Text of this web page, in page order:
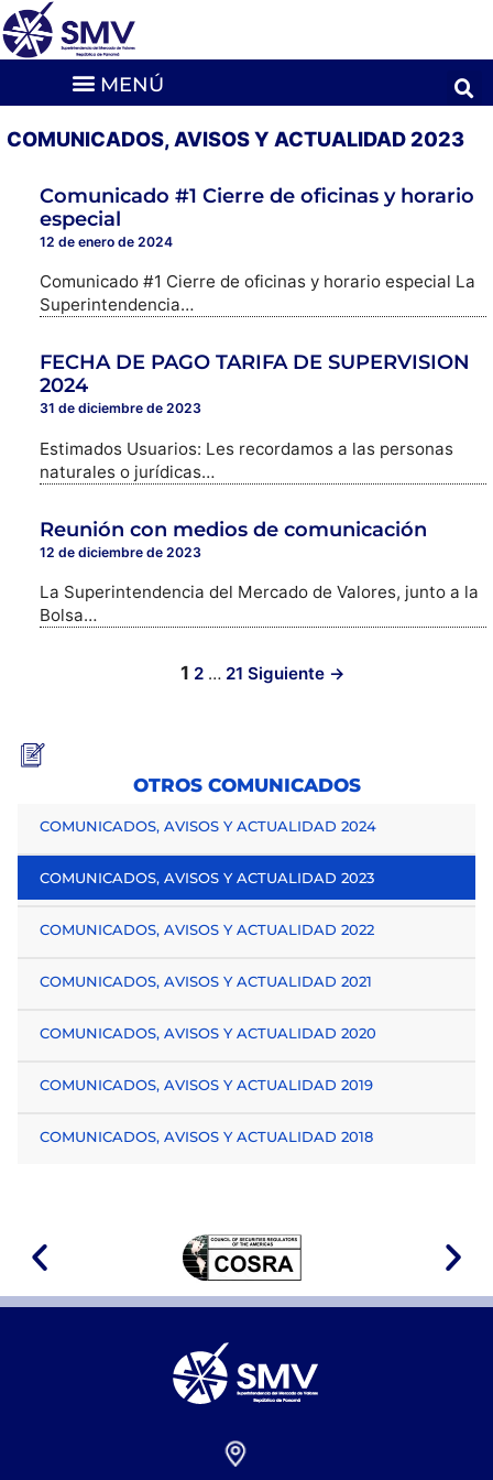
COMUNICADOS, AVISOS Y ACTUALIDAD 2023
Comunicado #1 Cierre de oficinas y horario
especial
12 de enero de 2024
Comunicado #1 Cierre de oficinas y horario especial La
Superintendencia…
FECHA DE PAGO TARIFA DE SUPERVISION
2024
31 de diciembre de 2023
Estimados Usuarios: Les recordamos a las personas
naturales o jurídicas…
Reunión con medios de comunicación
12 de diciembre de 2023
La Superintendencia del Mercado de Valores, junto a la
Bolsa…
1 2 … 21 Siguiente →
OTROS COMUNICADOS
COMUNICADOS, AVISOS Y ACTUALIDAD 2024
COMUNICADOS, AVISOS Y ACTUALIDAD 2023
COMUNICADOS, AVISOS Y ACTUALIDAD 2022
COMUNICADOS, AVISOS Y ACTUALIDAD 2021
COMUNICADOS, AVISOS Y ACTUALIDAD 2020
COMUNICADOS, AVISOS Y ACTUALIDAD 2019
COMUNICADOS, AVISOS Y ACTUALIDAD 2018